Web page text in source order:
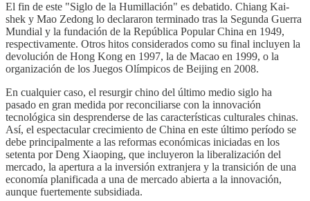
El fin de este "Siglo de la Humillación" es debatido. Chiang Kai-
shek y Mao Zedong lo declararon terminado tras la Segunda Guerra
Mundial y la fundación de la República Popular China en 1949,
respectivamente. Otros hitos considerados como su final incluyen la
devolución de Hong Kong en 1997, la de Macao en 1999, o la
organización de los Juegos Olímpicos de Beijing en 2008.
En cualquier caso, el resurgir chino del último medio siglo ha
pasado en gran medida por reconciliarse con la innovación
tecnológica sin desprenderse de las características culturales chinas.
Así, el espectacular crecimiento de China en este último período se
debe principalmente a las reformas económicas iniciadas en los
setenta por Deng Xiaoping, que incluyeron la liberalización del
mercado, la apertura a la inversión extranjera y la transición de una
economía planificada a una de mercado abierta a la innovación,
aunque fuertemente subsidiada.